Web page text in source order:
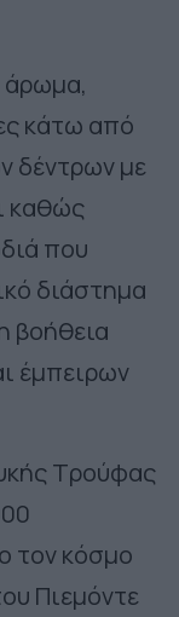
άρωμα,
κάτω από
δέντρων με
καθώς
που
διάστημα
βοήθεια
έμπειρων
Τρούφας
τον κόσμο
Πιεμόντε